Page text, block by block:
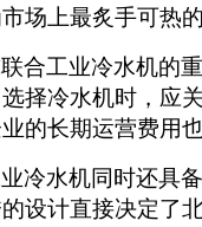
场上最炙手可热
合工业冷水机的
择冷水机时，应
的长期运营费用
冷水机同时还具
设计直接决定了